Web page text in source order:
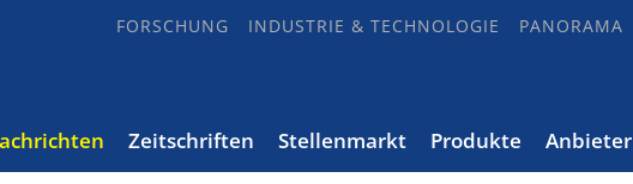
FORSCHUNG INDUSTRIE & TECHNOLOGIE PANORAMA
Zeitschriften Stellenmarkt Produkte Anbieter